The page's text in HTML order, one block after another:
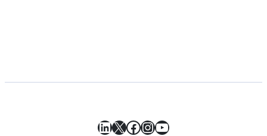
LinkedIn
X Facebook
Instagram
YouTube